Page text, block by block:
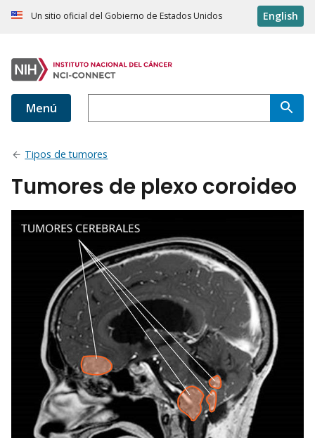
Un sitio oficial del Gobierno de Estados Unidos English
Menú
Tipos de tumores
Tumores de plexo coroideo